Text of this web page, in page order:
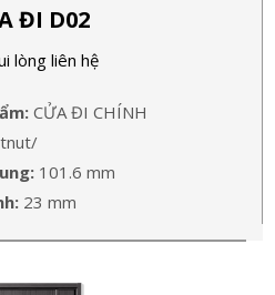
ĐI D02
lòng liên hệ
CỬA ĐI CHÍNH
101.6 mm
23 mm